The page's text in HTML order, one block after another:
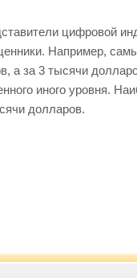
цифровой
Например,
а за 3 тысячи
иного уровня.
долларов.